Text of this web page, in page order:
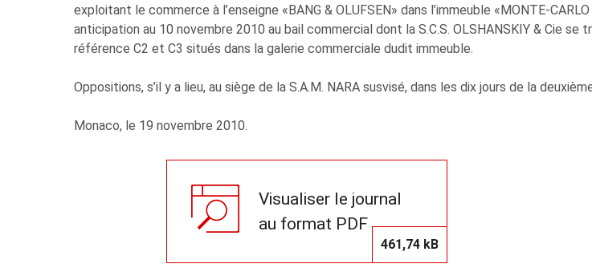
exploitant le commerce à l’enseigne «BANG & OLUFSEN» dans l’immeuble «MONTE-
anticipation au 10 novembre 2010 au bail commercial dont la S.C.S. OLSHANSKIY & Cie
référence C2 et C3 situés dans la galerie commerciale dudit immeuble.
Oppositions, s’il y a lieu, au siège de la S.A.M. NARA susvisé, dans les dix jours de la
Monaco, le 19 novembre 2010.
Visualiser le journal
au format PDF
461,74 kB